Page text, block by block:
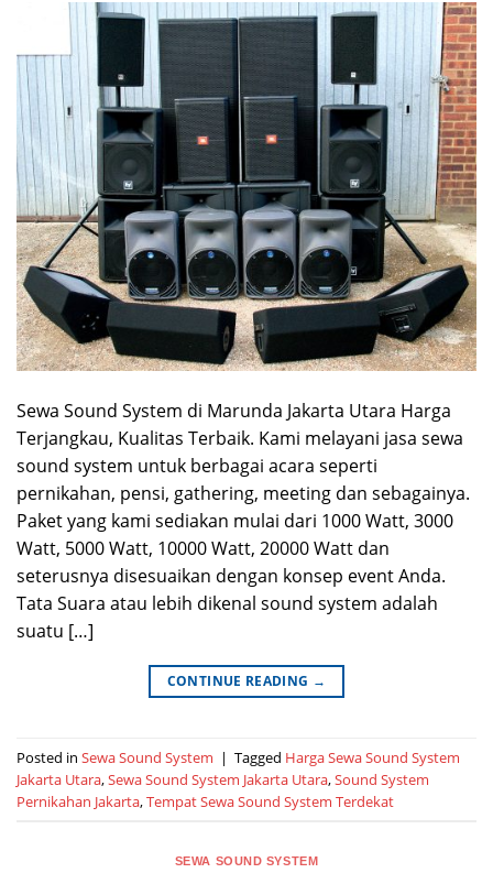
Sewa Sound System di Marunda Jakarta Utara Harga
Terjangkau, Kualitas Terbaik. Kami melayani jasa sewa
sound system untuk berbagai acara seperti
pernikahan, pensi, gathering, meeting dan sebagainya.
Paket yang kami sediakan mulai dari 1000 Watt, 3000
Watt, 5000 Watt, 10000 Watt, 20000 Watt dan
seterusnya disesuaikan dengan konsep event Anda.
Tata Suara atau lebih dikenal sound system adalah
suatu […]
CONTINUE READING →
Posted in Sewa Sound System | Tagged Harga Sewa Sound System
Jakarta Utara,Sewa Sound System Jakarta Utara,Sound System
Pernikahan Jakarta,Tempat Sewa Sound System Terdekat
SEWA SOUND SYSTEM